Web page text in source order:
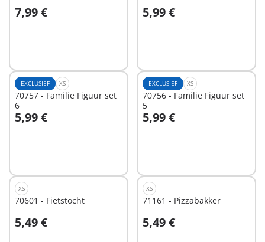
7,99 €
In winkelwagen 5,99 €
In winkelwagen
EXCLUSIEF XS
70757 - Familie Figuur set
6
5,99 €
In winkelwagen
EXCLUSIEF XS
70756 - Familie Figuur set
5
5,99 €
In winkelwagen
XS
70601 - Fietstocht
5,49 €
In winkelwagen
XS
71161 - Pizzabakker
5,49 €
In winkelwagen